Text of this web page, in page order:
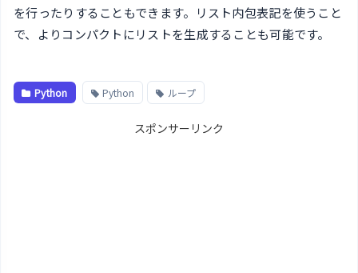
を行ったりすることもできます。リスト内包表記を使うこと
で、よりコンパクトにリストを生成することも可能です。
Python Python ループ
スポンサーリンク